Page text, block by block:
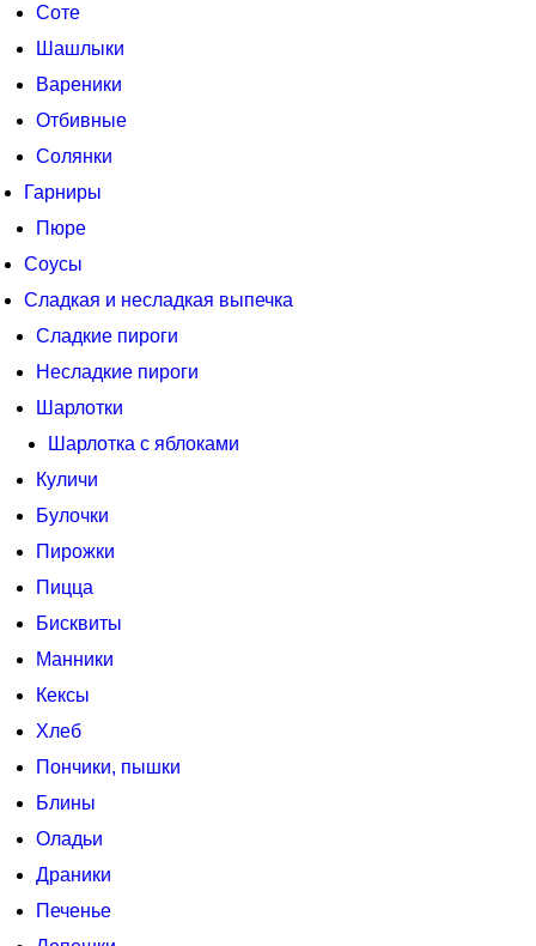
Соте
Шашлыки
Вареники
Отбивные
Солянки
Гарниры
Пюре
Соусы
Сладкая и несладкая выпечка
Сладкие пироги
Несладкие пироги
Шарлотки
Шарлотка с яблоками
Куличи
Булочки
Пирожки
Пицца
Бисквиты
Манники
Кексы
Хлеб
Пончики, пышки
Блины
Оладьи
Драники
Печенье